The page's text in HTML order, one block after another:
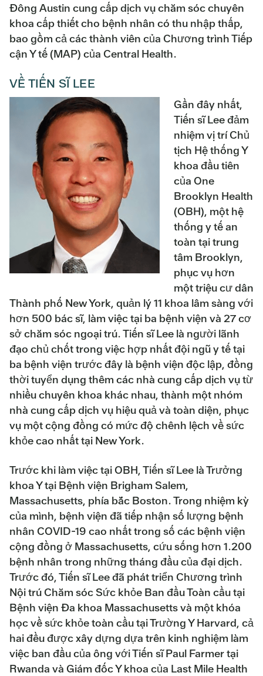
Đông Austin cung cấp dịch vụ chăm sóc chuyên
khoa cấp thiết cho bệnh nhân có thu nhập thấp,
bao gồm cả các thành viên của Chương trình Tiếp
cận Y tế (MAP) của Central Health.
VỀ TIẾN SĨ LEE
Gần đây nhất,
Tiến sĩ Lee đảm
nhiệm vị trí Chủ
tịch Hệ thống Y
khoa đầu tiên
của One
Brooklyn Health
(OBH), một hệ
thống y tế an
toàn tại trung
tâm Brooklyn,
phục vụ hơn
một triệu cư dân
Thành phố New York, quản lý 11 khoa lâm sàng với
hơn 500 bác sĩ, làm việc tại ba bệnh viện và 27 cơ
sở chăm sóc ngoại trú. Tiến sĩ Lee là người lãnh
đạo chủ chốt trong việc hợp nhất đội ngũ y tế tại
ba bệnh viện trước đây là bệnh viện độc lập, đồng
thời tuyển dụng thêm các nhà cung cấp dịch vụ từ
nhiều chuyên khoa khác nhau, thành một nhóm
nhà cung cấp dịch vụ hiệu quả và toàn diện, phục
vụ một cộng đồng có mức độ chênh lệch về sức
khỏe cao nhất tại New York.
Trước khi làm việc tại OBH, Tiến sĩ Lee là Trưởng
khoa Y tại Bệnh viện Brigham Salem,
Massachusetts, phía bắc Boston. Trong nhiệm kỳ
của mình, bệnh viện đã tiếp nhận số lượng bệnh
nhân COVID-19 cao nhất trong số các bệnh viện
cộng đồng ở Massachusetts, cứu sống hơn 1.200
bệnh nhân trong những tháng đầu của đại dịch.
Trước đó, Tiến sĩ Lee đã phát triển Chương trình
Nội trú Chăm sóc Sức khỏe Ban đầu Toàn cầu tại
Bệnh viện Đa khoa Massachusetts và một khóa
học về sức khỏe toàn cầu tại Trường Y Harvard, cả
hai đều được xây dựng dựa trên kinh nghiệm làm
việc ban đầu của ông với Tiến sĩ Paul Farmer tại
Rwanda và Giám đốc Y khoa của Last Mile Health